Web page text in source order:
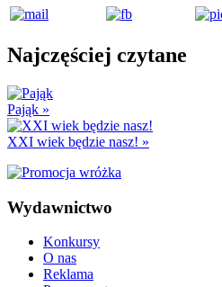
Najczęściej czytane
Pająk »
XXI wiek będzie nasz! »
Wydawnictwo
Konkursy
O nas
Reklama